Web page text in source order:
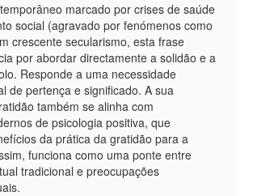
marcado por crises de saúde
social (agravado por fenómenos como
crescente secularismo, esta frase
por abordar directamente a solidão e a
Responde a uma necessidade
de pertença e significado. A sua
também se alinha com
de psicologia positiva, que
da prática da gratidão para a
funciona como uma ponte entre
tradicional e preocupações